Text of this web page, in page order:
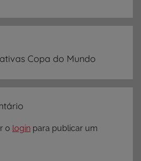
Copa do Mundo
o login para publicar um